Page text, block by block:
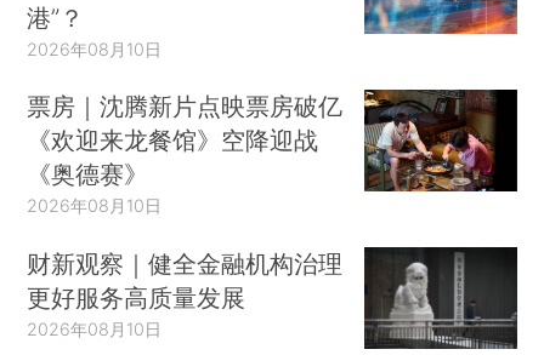
港”？
2026年08月10日
票房｜沈腾新片点映票房破亿
《欢迎来龙餐馆》空降迎战
《奥德赛》
2026年08月10日
财新观察｜健全金融机构治理
更好服务高质量发展
2026年08月10日